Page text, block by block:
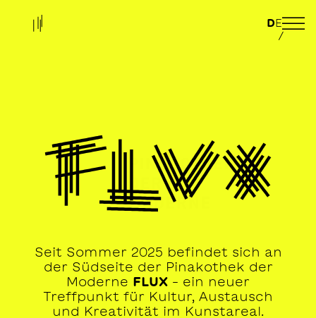
DE
/
Seit Sommer 2025 befindet sich an
der Südseite der Pinakothek der
Moderne FLUX – ein neuer
Treffpunkt für Kultur, Austausch
und Kreativität im Kunstareal.